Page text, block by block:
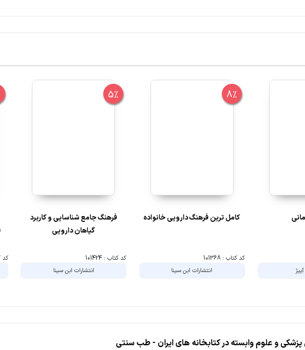
8%
کامل ترین فرهنگ دارویی خانواده
کد کتاب : 101368
انتشارات ابن سینا
5%
فرهنگ جامع شناسایی و کاربرد
گیاهان دارویی
کد کتاب : 101424
انتشارات ابن سینا
کد
و علوم وابسته در کتابخانه های ایران - طب سنتی